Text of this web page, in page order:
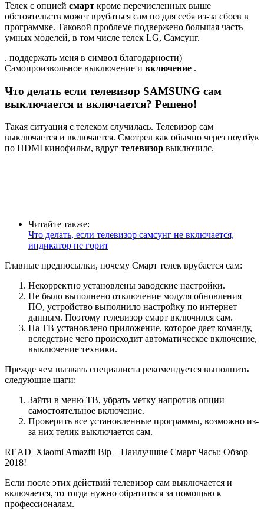
Телек с опцией смарт кроме перечисленных выше
обстоятельств может врубаться сам по для себя из-за сбоев в
программке. Таковой проблеме подвержено большая часть
умных моделей, в том числе телек LG, Самсунг.
. поддержать меня в символ благодарности)
Самопроизвольное выключение и включение .
Что делать если телевизор SAMSUNG сам
выключается и включается? Решено!
Такая ситуация с телеком случилась. Телевизор сам
выключается и включается. Смотрел как обычно через ноутбук
по HDMI кинофильм, вдруг телевизор выключилс.
Читайте также:
Что делать, если телевизор самсунг не включается,
индикатор не горит
Главные предпосылки, почему Смарт телек врубается сам:
Некорректно установлены заводские настройки.
Не было выполнено отключение модуля обновления
ПО, устройство выполнило настройку по интернет
данным. Поэтому телевизор смарт включился сам.
На ТВ установлено приложение, которое дает команду,
вследствие чего происходит автоматическое включение,
выключение техники.
Прежде чем вызвать специалиста рекомендуется выполнить
следующие шаги:
Зайти в меню ТВ, убрать метку напротив опции
самостоятельное включение.
Проверить все установленные программы, возможно из-
за них телик выключается сам.
READ Xiaomi Amazfit Bip – Наилучшие Смарт Часы: Обзор
2018!
Если после этих действий телевизор сам выключается и
включается, то тогда нужно обратиться за помощью к
профессионалам.